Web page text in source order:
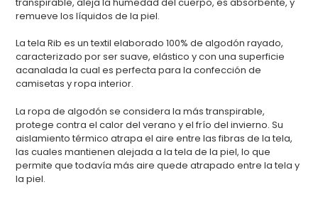
tu
carrito
compra
remueve los líquidos de la piel.
La tela Rib es un textil elaborado 100% de algodón rayado,
caracterizado por ser suave, elástico y con una superficie
acanalada la cual es perfecta para la confección de
camisetas y ropa interior.
La ropa de algodón se considera la más transpirable,
protege contra el calor del verano y el frío del invierno. Su
aislamiento térmico atrapa el aire entre las fibras de la tela,
las cuales mantienen alejada a la tela de la piel, lo que
permite que todavía más aire quede atrapado entre la tela y
la piel.